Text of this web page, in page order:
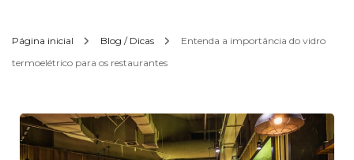
Página inicial Blog / Dicas
Entenda a importância do vidro
termoelétrico para os restaurantes